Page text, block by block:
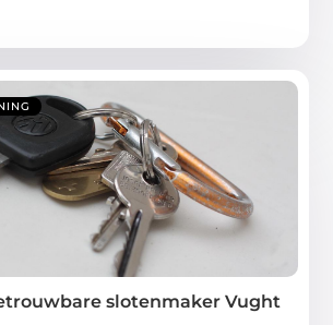
slotenmaker Vught